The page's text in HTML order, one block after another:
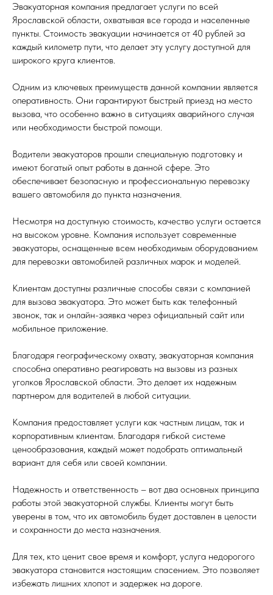
Эвакуаторная компания предлагает услуги по всей
Ярославской области, охватывая все города и населенные
пункты. Стоимость эвакуации начинается от 40 рублей за
каждый километр пути, что делает эту услугу доступной для
широкого круга клиентов.
Одним из ключевых преимуществ данной компании является
оперативность. Они гарантируют быстрый приезд на место
вызова, что особенно важно в ситуациях аварийного случая
или необходимости быстрой помощи.
Водители эвакуаторов прошли специальную подготовку и
имеют богатый опыт работы в данной сфере. Это
обеспечивает безопасную и профессиональную перевозку
вашего автомобиля до пункта назначения.
Несмотря на доступную стоимость, качество услуги остается
на высоком уровне. Компания использует современные
эвакуаторы, оснащенные всем необходимым оборудованием
для перевозки автомобилей различных марок и моделей.
Клиентам доступны различные способы связи с компанией
для вызова эвакуатора. Это может быть как телефонный
звонок, так и онлайн-заявка через официальный сайт или
мобильное приложение.
Благодаря географическому охвату, эвакуаторная компания
способна оперативно реагировать на вызовы из разных
уголков Ярославской области. Это делает их надежным
партнером для водителей в любой ситуации.
Компания предоставляет услуги как частным лицам, так и
корпоративным клиентам. Благодаря гибкой системе
ценообразования, каждый может подобрать оптимальный
вариант для себя или своей компании.
Надежность и ответственность – вот два основных принципа
работы этой эвакуаторной службы. Клиенты могут быть
уверены в том, что их автомобиль будет доставлен в целости
и сохранности до места назначения.
Для тех, кто ценит свое время и комфорт, услуга недорогого
эвакуатора становится настоящим спасением. Это позволяет
избежать лишних хлопот и задержек на дороге.